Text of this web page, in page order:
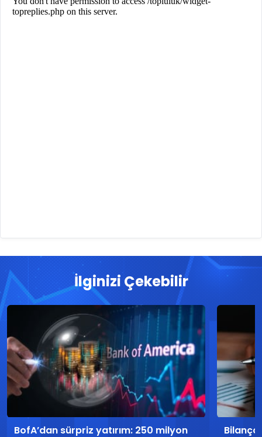
İlginizi Çekebilir
BofA’dan sürpriz yatırım: 250 milyon Bilanço